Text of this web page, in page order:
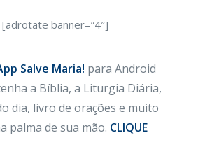
[adrotate banner=”4″]
Salve Maria! para Android
a Bíblia, a Liturgia Diária,
dia, livro de orações e muito
palma de sua mão. CLIQUE